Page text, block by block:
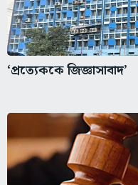
‘প্রত্যেককে জিজ্ঞাসাবাদ’